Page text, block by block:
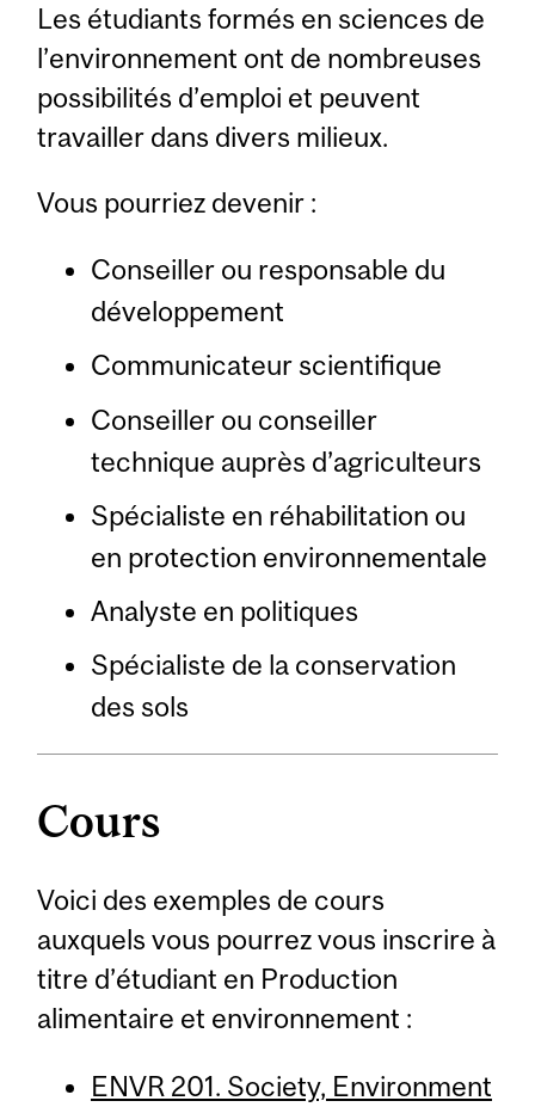
Les étudiants formés en sciences de
l’environnement ont de nombreuses
possibilités d’emploi et peuvent
travailler dans divers milieux.
Vous pourriez devenir :
Conseiller ou responsable du
développement
Communicateur scientifique
Conseiller ou conseiller
technique auprès d’agriculteurs
Spécialiste en réhabilitation ou
en protection environnementale
Analyste en politiques
Spécialiste de la conservation
des sols
Cours
Voici des exemples de cours
auxquels vous pourrez vous inscrire à
titre d’étudiant en Production
alimentaire et environnement :
ENVR 201. Society, Environment